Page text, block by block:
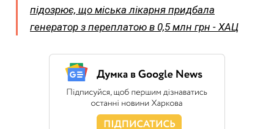
підозрює, що міська лікарня придбала
генератор з переплатою в 0,5 млн грн - ХАЦ